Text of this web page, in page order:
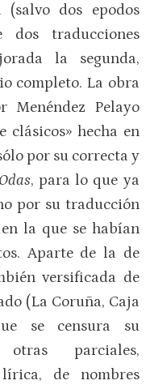
dos epodos
dos traducciones
la segunda,
completo. La obra
Menéndez Pelayo
clásicos» hecha en
por su correcta y
Odas, para lo que ya
por su traducción
en la que se habían
Aparte de la de
versificada de
(La Coruña, Caja
se censura su
parciales,
de nombres